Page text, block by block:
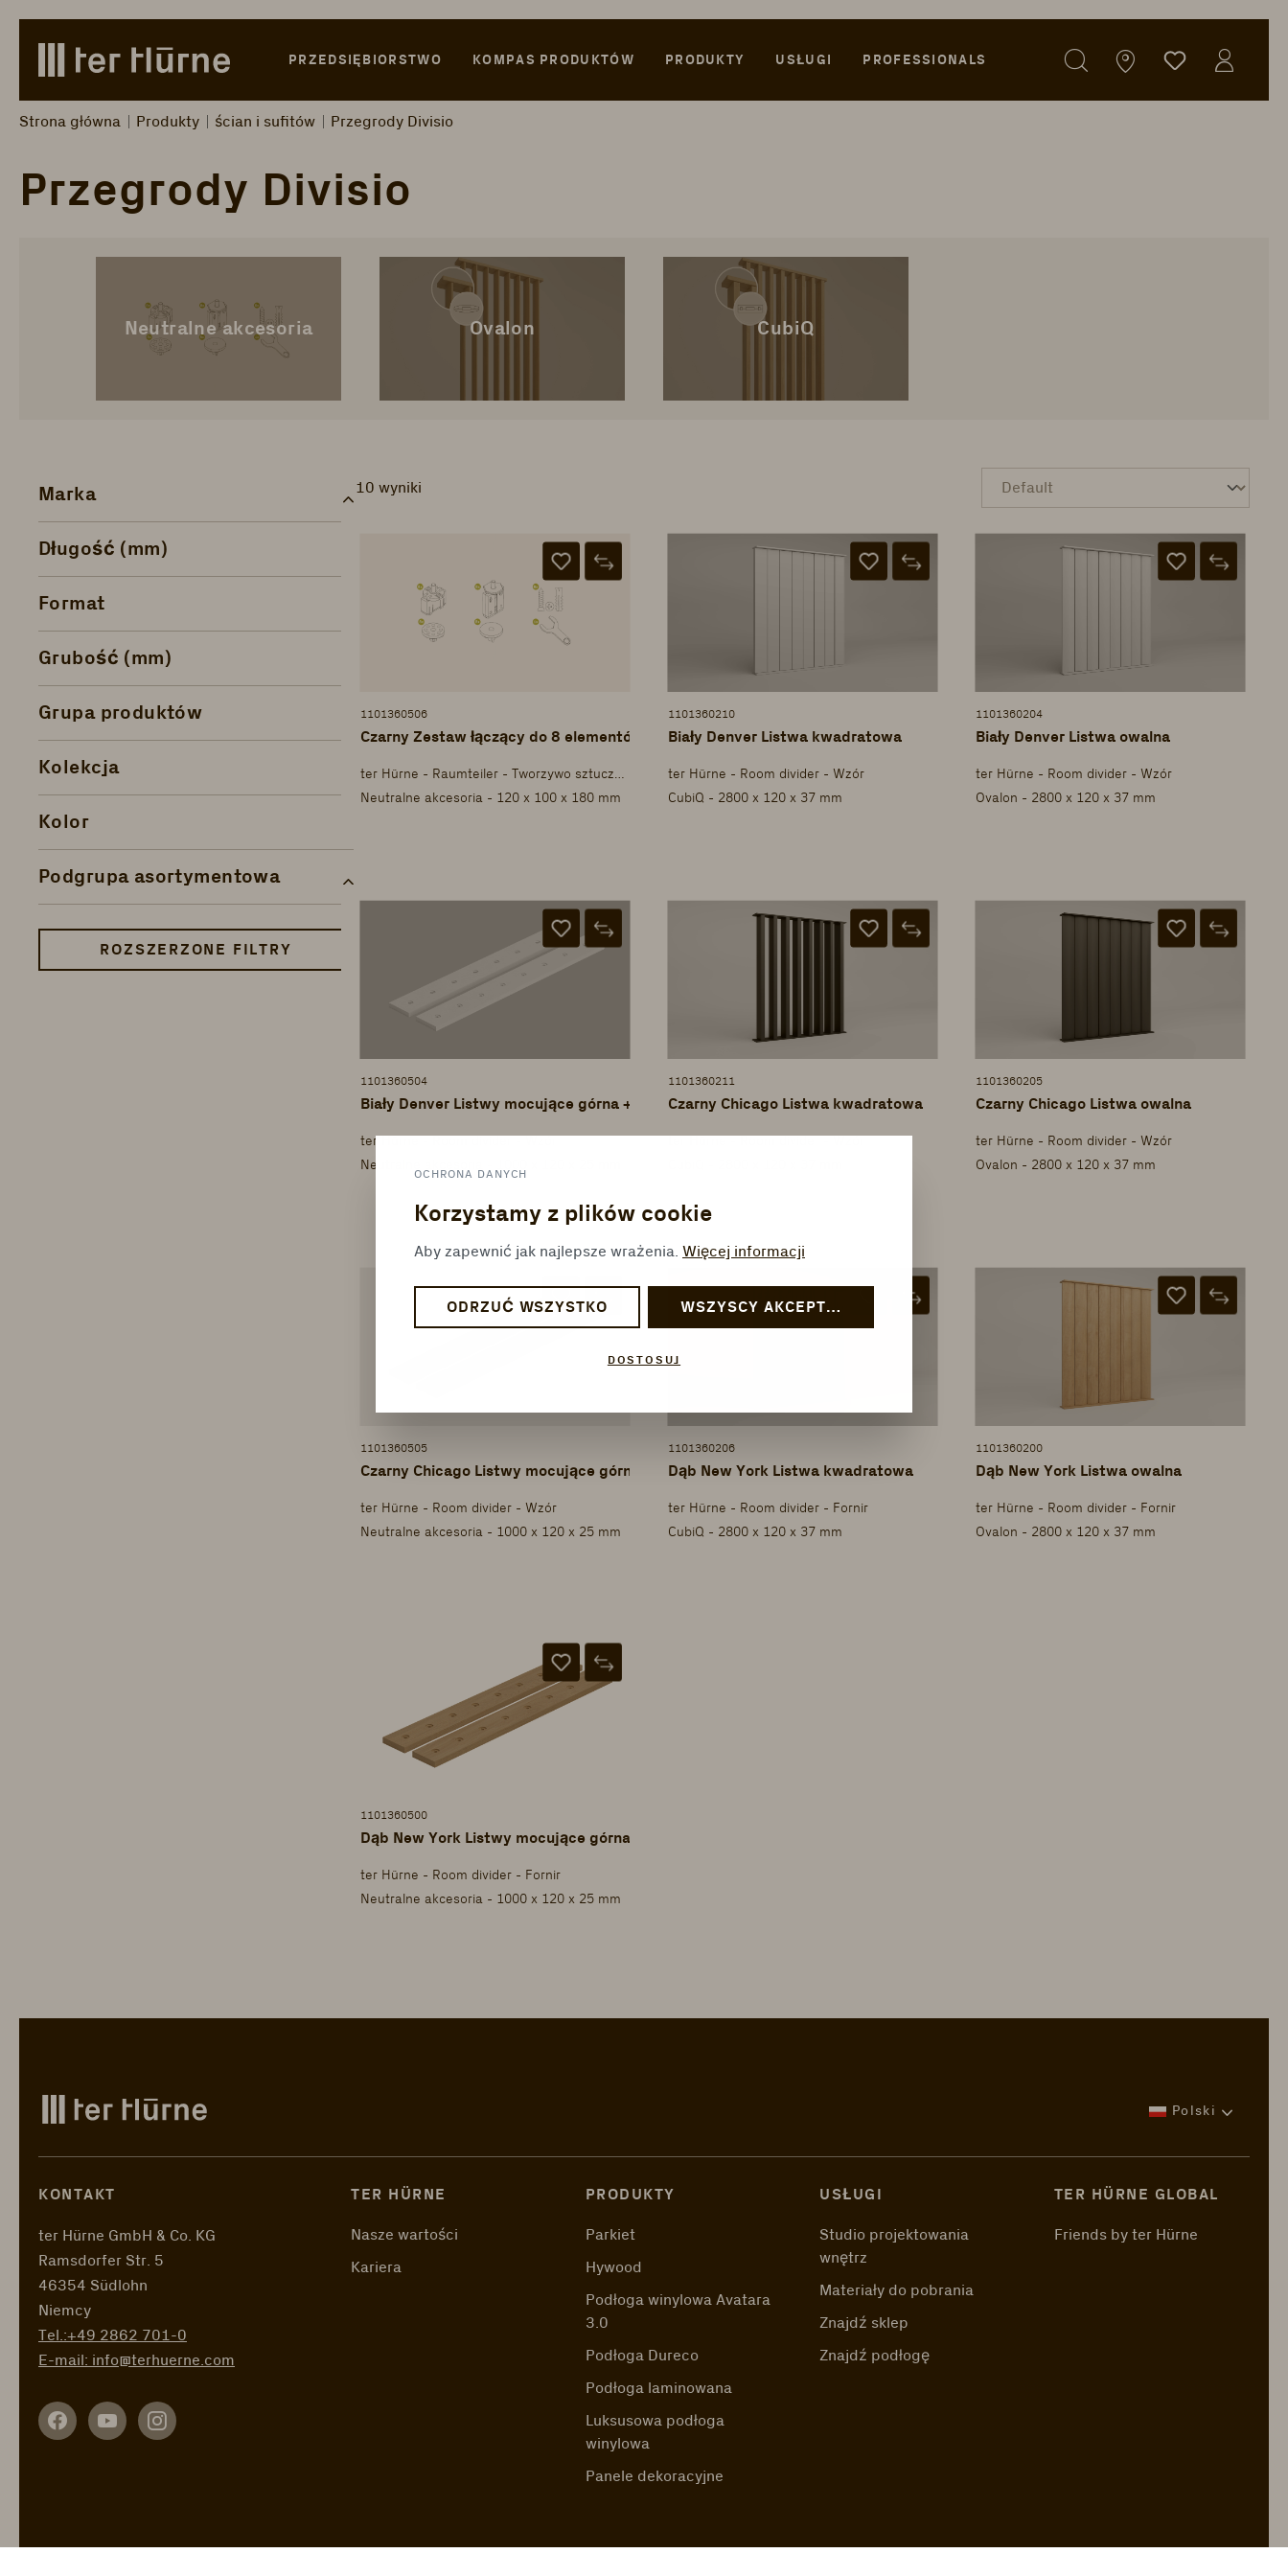
to main content
Skip to search
Skip to main navigation
PRZEDSIĘBIORSTWO KOMPAS PRODUKTÓW PRODUKTY USŁUGI PROFESSIONALS
Strona główna Produkty ścian i sufitów Przegrody Divisio
Przegrody Divisio
Neutralne akcesoria Ovalon CubiQ
Marka
Długość (mm)
Format
Grubość (mm)
Grupa produktów
Kolekcja
Kolor
Podgrupa asortymentowa
ROZSZERZONE FILTRY
10 wyniki
1101360506
Czarny Zestaw łączący do 8 elementów
ter Hürne - Raumteiler - Tworzywo sztuczne
Neutralne akcesoria - 120 x 100 x 180 mm
1101360210
Biały Denver Listwa kwadratowa
ter Hürne - Room divider - Wzór
CubiQ - 2800 x 120 x 37 mm
1101360204
Biały Denver Listwa owalna
ter Hürne - Room divider - Wzór
Ovalon - 2800 x 120 x 37 mm
1101360504
Biały Denver Listwy mocujące górna + dolna
ter Hürne - Room divider - Wzór
Neutralne akcesoria - 1000 x 120 x 25 mm
1101360211
Czarny Chicago Listwa kwadratowa
1101360205
Czarny Chicago Listwa owalna
ter Hürne - Room divider - Wzór
Ovalon - 2800 x 120 x 37 mm
1101360505
Czarny Chicago Listwy mocujące górna + dolna
ter Hürne - Room divider - Wzór
Neutralne akcesoria - 1000 x 120 x 25 mm
1101360206
Dąb New York Listwa kwadratowa
ter Hürne - Room divider - Fornir
CubiQ - 2800 x 120 x 37 mm
1101360200
Dąb New York Listwa owalna
ter Hürne - Room divider - Fornir
Ovalon - 2800 x 120 x 37 mm
1101360500
Dąb New York Listwy mocujące górna + dolna
ter Hürne - Room divider - Fornir
Neutralne akcesoria - 1000 x 120 x 25 mm
Polski
KONTAKT
ter Hürne GmbH & Co. KG
Ramsdorfer Str. 5
46354 Südlohn
Niemcy
Tel.:+49 2862 701-0
E-mail: info@terhuerne.com
TER HÜRNE
Nasze wartości
Kariera
PRODUKTY
Parkiet
Hywood
Podłoga winylowa Avatara
3.0
Podłoga Dureco
Podłoga laminowana
Luksusowa podłoga
winylowa
Panele dekoracyjne
USŁUGI
Studio projektowania
wnętrz
Materiały do pobrania
Znajdź sklep
Znajdź podłogę
TER HÜRNE GLOBAL
Friends by ter Hürne
OCHRONA DANYCH
Korzystamy z plików cookie
Aby zapewnić jak najlepsze wrażenia. Więcej informacji
ODRZUĆ WSZYSTKO WSZYSCY AKCEPTUJĄ
DOSTOSUJ